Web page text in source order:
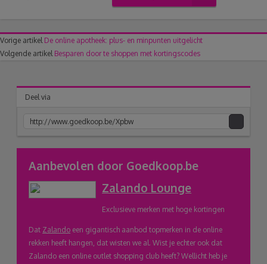
Vorige artikel De online apotheek: plus- en minpunten uitgelicht
Volgende artikel Besparen door te shoppen met kortingscodes
Pinterest
Twitter
Deel via
Aanbevolen door Goedkoop.be
Zalando Lounge
Exclusieve merken met hoge kortingen
Dat Zalando een gigantisch aanbod topmerken in de online
rekken heeft hangen, dat wisten we al. Wist je echter ook dat
Zalando een online outlet shopping club heeft? Wellicht heb je